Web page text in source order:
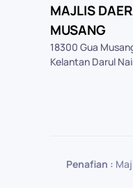
MAJLIS
MUSANG
18300 Gua
Kelantan Darul
Penafian :